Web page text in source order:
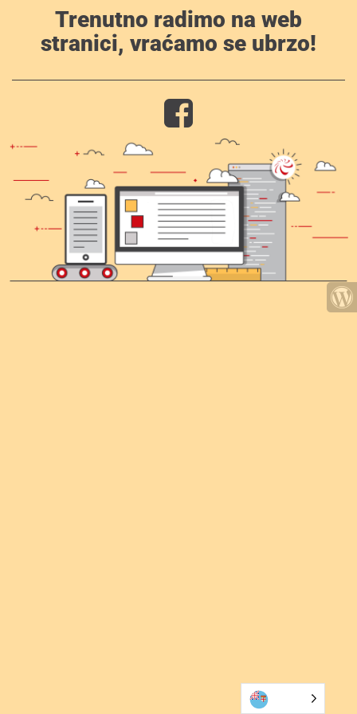
Trenutno radimo na web
stranici, vraćamo se ubrzo!